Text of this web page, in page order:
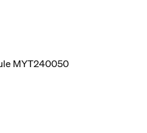
MYT240050